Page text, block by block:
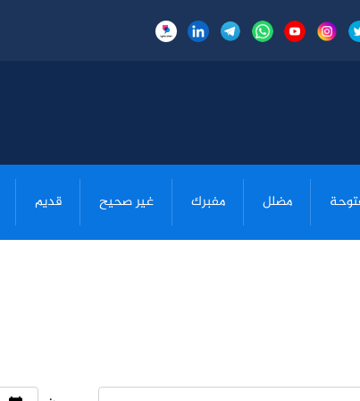
مضلل مفبرك غير صحيح قديم